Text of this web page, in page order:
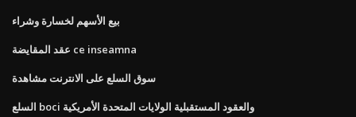
بيع الأسهم لخسارة وشراء
عقد المقايضة ce inseamna
سوق السلع على الانترنت مشاهدة
السلع boci والعقود المستقبلية الولايات المتحدة الأمريكية